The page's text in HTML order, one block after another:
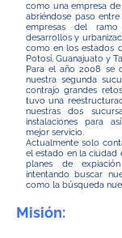
como una empresa
abriéndose paso
empresas del
desarrollos y
como en los estados
Potosí, Guanajuato y
Para el año 2008 se
nuestra segunda
contrajo grandes
tuvo una
nuestras dos
instalaciones para
mejor servicio.
Actualmente solo
el estado en la ciudad
planes de
intentando buscar
como la búsqueda
Misión: